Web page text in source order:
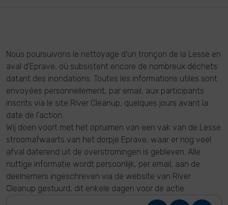
Nous poursuivons le nettoyage d'un tronçon de la Lesse en
aval d'Eprave, où subsistent encore de nombreux déchets
datant des inondations. Toutes les informations utiles sont
envoyées personnellement, par email, aux participants
inscrits via le site River Cleanup, quelques jours avant la
date de l'action.
Wij doen voort met het opruimen van een vak van de Lesse
stroomafwaarts van het dorpje Eprave, waar er nog veel
afval daterend uit de overstromingen is gebleven. Alle
nuttige informatie wordt persoonlijk, per email, aan de
deelnemers ingeschreven via de website van River
Cleanup gestuurd, dit enkele dagen voor de actie.